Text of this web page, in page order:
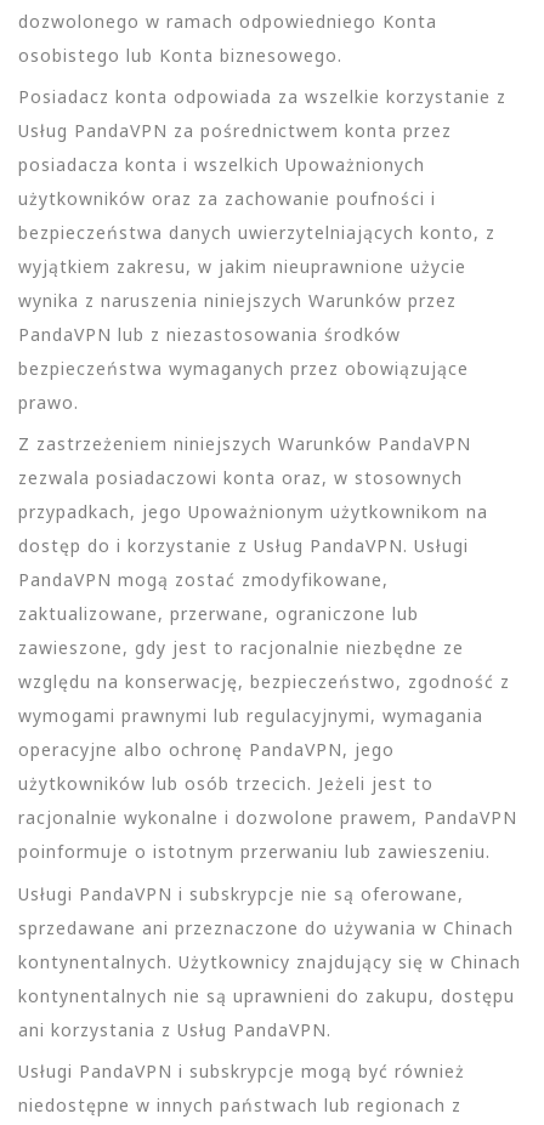
dozwolonego w ramach odpowiedniego Konta
osobistego lub Konta biznesowego.
Posiadacz konta odpowiada za wszelkie korzystanie z
Usług PandaVPN za pośrednictwem konta przez
posiadacza konta i wszelkich Upoważnionych
użytkowników oraz za zachowanie poufności i
bezpieczeństwa danych uwierzytelniających konto, z
wyjątkiem zakresu, w jakim nieuprawnione użycie
wynika z naruszenia niniejszych Warunków przez
PandaVPN lub z niezastosowania środków
bezpieczeństwa wymaganych przez obowiązujące
prawo.
Z zastrzeżeniem niniejszych Warunków PandaVPN
zezwala posiadaczowi konta oraz, w stosownych
przypadkach, jego Upoważnionym użytkownikom na
dostęp do i korzystanie z Usług PandaVPN. Usługi
PandaVPN mogą zostać zmodyfikowane,
zaktualizowane, przerwane, ograniczone lub
zawieszone, gdy jest to racjonalnie niezbędne ze
względu na konserwację, bezpieczeństwo, zgodność z
wymogami prawnymi lub regulacyjnymi, wymagania
operacyjne albo ochronę PandaVPN, jego
użytkowników lub osób trzecich. Jeżeli jest to
racjonalnie wykonalne i dozwolone prawem, PandaVPN
poinformuje o istotnym przerwaniu lub zawieszeniu.
Usługi PandaVPN i subskrypcje nie są oferowane,
sprzedawane ani przeznaczone do używania w Chinach
kontynentalnych. Użytkownicy znajdujący się w Chinach
kontynentalnych nie są uprawnieni do zakupu, dostępu
ani korzystania z Usług PandaVPN.
Usługi PandaVPN i subskrypcje mogą być również
niedostępne w innych państwach lub regionach z